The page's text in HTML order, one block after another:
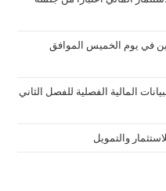
في يوم الخميس الموافق
المالية الفصلية للفصل الثاني
والتمويل